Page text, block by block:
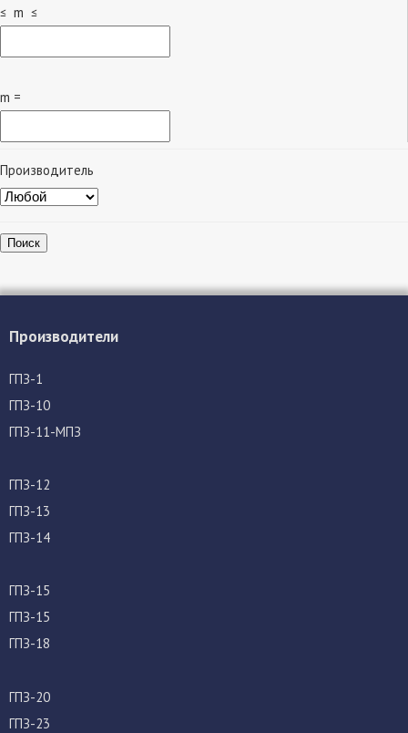
≤ m ≤
m =
Производитель
Поиск
Производители
ГПЗ-1
ГПЗ-10
ГПЗ-11-МПЗ
ГПЗ-12
ГПЗ-13
ГПЗ-14
ГПЗ-15
ГПЗ-15
ГПЗ-18
ГПЗ-20
ГПЗ-23